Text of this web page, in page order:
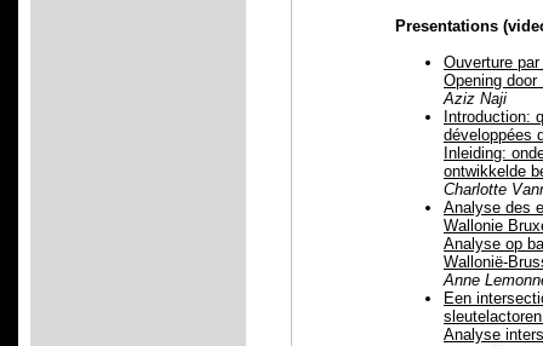
Presentations
Ouverture
Opening door
Aziz Naji
Introduction:
développées
Inleiding:
ontwikkelde
Charlotte
Analyse des
Wallonie
Analyse op
Wallonië-
Anne
Een
Analyse